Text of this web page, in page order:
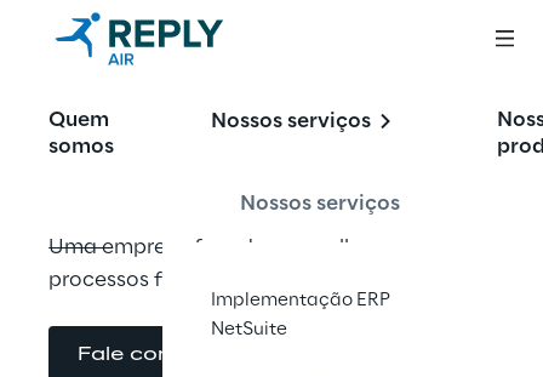
Quem
somos
Nossos serviços
Nossos serviços
Implementação ERP
NetSuite
Air Reply
Uma empresa focada em melhorar os
processos financeiros do seu negócio
Fale conosco